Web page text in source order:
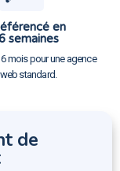
en
semaines
6 mois pour une agence
web standard.
de